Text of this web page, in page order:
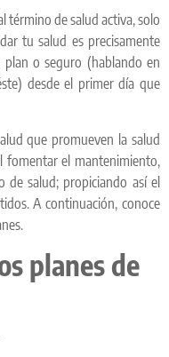
término de salud activa, solo
tu salud es precisamente
o seguro (hablando en
desde el primer día que
que promueven la salud
fomentar el mantenimiento,
salud; propiciando así el
A continuación, conoce
planes de